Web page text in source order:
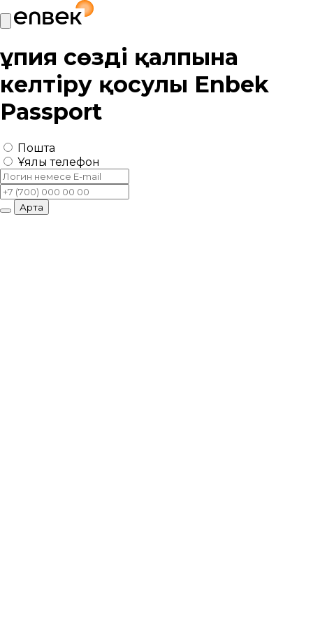
Құпия сөзді қалпына
келтіру қосулы Enbek
Passport
Пошта
Ұялы телефон
Артқа